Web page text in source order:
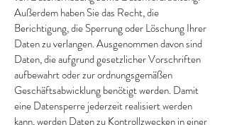
Außerdem haben Sie das Recht, die
Berichtigung, die Sperrung oder Löschung Ihrer
Daten zu verlangen. Ausgenommen davon sind
Daten, die aufgrund gesetzlicher Vorschriften
aufbewahrt oder zur ordnungsgemäßen
Geschäftsabwicklung benötigt werden. Damit
eine Datensperre jederzeit realisiert werden
kann, werden Daten zu Kontrollzwecken in einer